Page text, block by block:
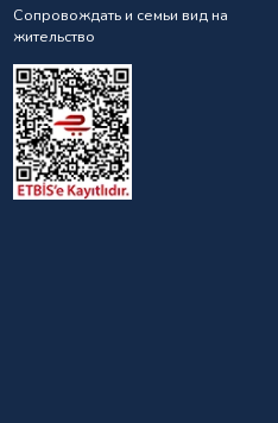
Сопровождать и семьи вид на
жительство